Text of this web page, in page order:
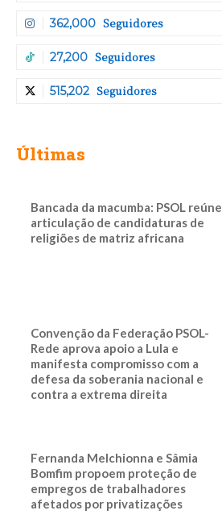
362,000 Seguidores
27,200 Seguidores
515,202 Seguidores
Últimas
Bancada da macumba: PSOL reúne
articulação de candidaturas de
religiões de matriz africana
Convenção da Federação PSOL-
Rede aprova apoio a Lula e
manifesta compromisso com a
defesa da soberania nacional e
contra a extrema direita
Fernanda Melchionna e Sâmia
Bomfim propoem proteção de
empregos de trabalhadores
afetados por privatizações